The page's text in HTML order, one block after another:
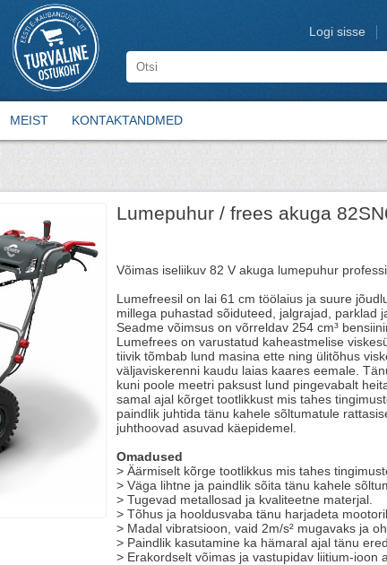
Logi sisse
MEIST KONTAKTANDMED
Lumepuhur / frees akuga
Võimas iseliikuv 82 V akuga lumepuhur
Lumefreesil on lai 61 cm töölaius ja suure
millega puhastad sõiduteed, jalgrajad, parklad
Seadme võimsus on võrreldav 254 cm³
Lumefrees on varustatud kaheastmelise
tiivik tõmbab lund masina ette ning ülitõhus
väljaviskerenni kaudu laias kaares eemale.
kuni poole meetri paksust lund pingevabalt
samal ajal kõrget tootlikkust mis tahes
paindlik juhtida tänu kahele sõltumatule
juhthoovad asuvad käepidemel.
Omadused
> Äärmiselt kõrge tootlikkus mis tahes
> Väga lihtne ja paindlik sõita tänu kahele
> Tugevad metallosad ja kvaliteetne materjal.
> Tõhus ja hooldusvaba tänu harjadeta
> Madal vibratsioon, vaid 2m/s² mugavaks ja
> Paindlik kasutamine ka hämaral ajal tänu
> Erakordselt võimas ja vastupidav liitium-ioon